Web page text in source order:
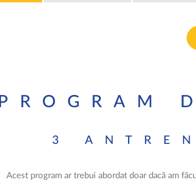
PROGRAM
3
Acest program ar trebui abordat doar dacă am